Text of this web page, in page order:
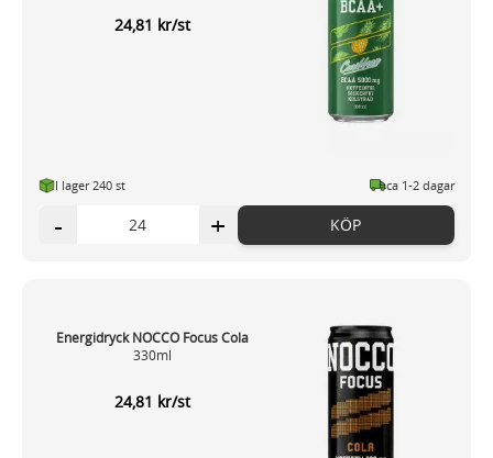
24,81 kr/st
I lager 240 st ca 1-2 dagar
- + KÖP
Energidryck NOCCO Focus Cola
330ml
24,81 kr/st